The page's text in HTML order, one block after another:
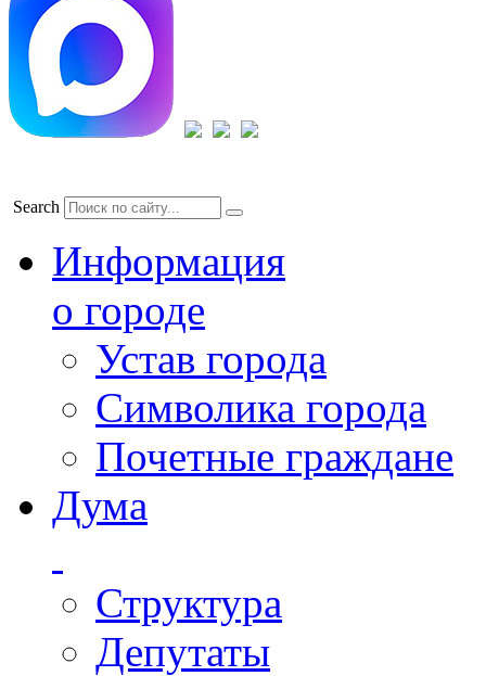
Search
Информация
о городе
Устав города
Символика города
Почетные граждане
Дума
Структура
Депутаты